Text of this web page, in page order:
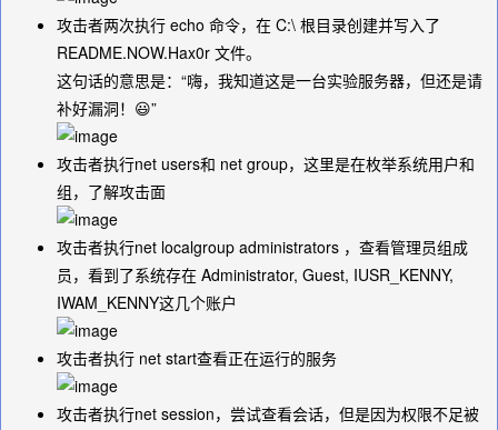
攻击者两次执行 echo 命令，在 C:\ 根目录创建并写入了
README.NOW.Hax0r 文件。
这句话的意思是：“嗨，我知道这是一台实验服务器，但还是请
补好漏洞！😃”
攻击者执行net users和 net group，这里是在枚举系统用户和
组，了解攻击面
攻击者执行net localgroup administrators ，查看管理员组成
员，看到了系统存在 Administrator, Guest, IUSR_KENNY,
IWAM_KENNY这几个账户
攻击者执行 net start查看正在运行的服务
攻击者执行net session，尝试查看会话，但是因为权限不足被